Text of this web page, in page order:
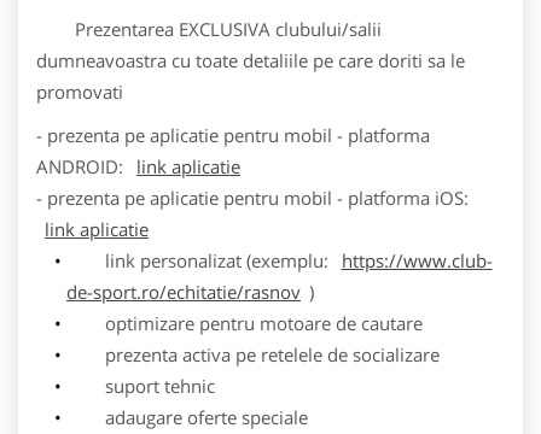
Prezentarea EXCLUSIVA clubului/salii
dumneavoastra cu toate detaliile pe care doriti sa le
promovati
- prezenta pe aplicatie pentru mobil - platforma
ANDROID:
link aplicatie
- prezenta pe aplicatie pentru mobil - platforma iOS:
link aplicatie
link personalizat (exemplu:
https://www.club-
de-sport.ro/echitatie/rasnov )
optimizare pentru motoare de cautare
prezenta activa pe retelele de socializare
suport tehnic
adaugare oferte speciale